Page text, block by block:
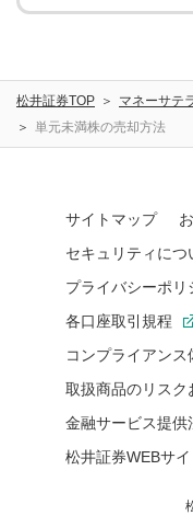
松井証券TOP マネーサテ
単元未満株の売却方法
サイトマップ
セキュリティにつ
プライバシーポリ
各口座取引規程
コンプライアンス
取扱商品のリスク
金融サービス提供
松井証券WEBサイ